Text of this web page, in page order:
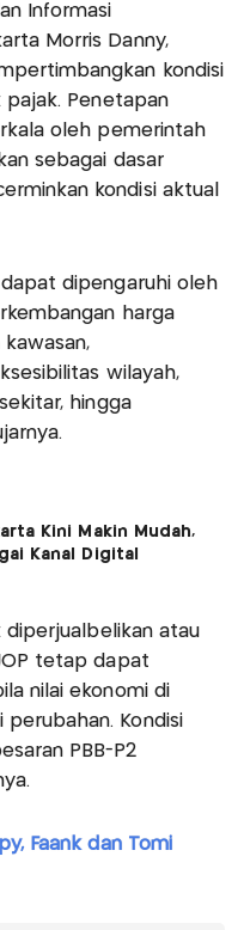
Informasi
Morris Danny,
kondisi
pajak. Penetapan
oleh pemerintah
sebagai dasar
kondisi aktual
dapat dipengaruhi oleh
harga
wilayah,
hingga
Kini Makin Mudah,
Kanal Digital
diperjualbelikan atau
tetap dapat
nilai ekonomi di
Kondisi
PBB-P2
Faank dan Tomi